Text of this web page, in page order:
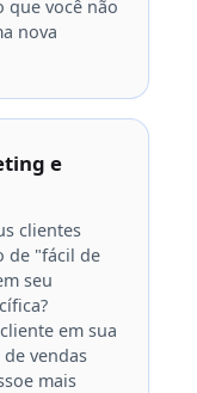
que você não
nova
e
clientes
de "fácil de
seu
em sua
vendas
mais